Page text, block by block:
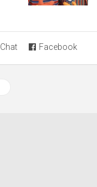
Chat Facebook